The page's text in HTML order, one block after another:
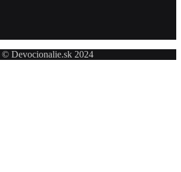
© Devocionalie.sk 2024